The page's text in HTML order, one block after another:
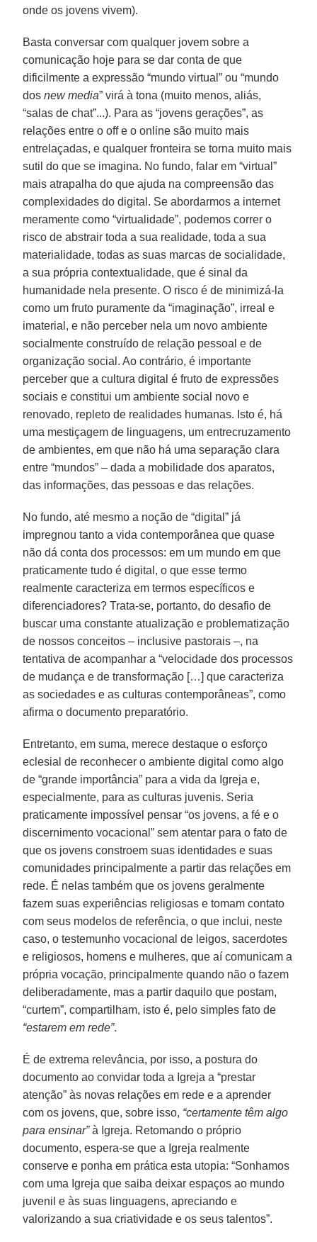
onde os jovens vivem).
Basta conversar com qualquer jovem sobre a
comunicação hoje para se dar conta de que
dificilmente a expressão “mundo virtual” ou “mundo
dosnew media” virá à tona (muito menos, aliás,
“salas de chat”...). Para as “jovens gerações”, as
relações entre o off e o online são muito mais
entrelaçadas, e qualquer fronteira se torna muito mais
sutil do que se imagina. No fundo, falar em “virtual”
mais atrapalha do que ajuda na compreensão das
complexidades do digital. Se abordarmos a internet
meramente como “virtualidade”, podemos correr o
risco de abstrair toda a sua realidade, toda a sua
materialidade, todas as suas marcas de socialidade,
a sua própria contextualidade, que é sinal da
humanidade nela presente. O risco é de minimizá-la
como um fruto puramente da “imaginação”, irreal e
imaterial, e não perceber nela um novo ambiente
socialmente construído de relação pessoal e de
organização social. Ao contrário, é importante
perceber que a cultura digital é fruto de expressões
sociais e constitui um ambiente social novo e
renovado, repleto de realidades humanas. Isto é, há
uma mestiçagem de linguagens, um entrecruzamento
de ambientes, em que não há uma separação clara
entre “mundos” – dada a mobilidade dos aparatos,
das informações, das pessoas e das relações.
No fundo, até mesmo a noção de “digital” já
impregnou tanto a vida contemporânea que quase
não dá conta dos processos: em um mundo em que
praticamente tudo é digital, o que esse termo
realmente caracteriza em termos específicos e
diferenciadores? Trata-se, portanto, do desafio de
buscar uma constante atualização e problematização
de nossos conceitos – inclusive pastorais –, na
tentativa de acompanhar a “velocidade dos processos
de mudança e de transformação […] que caracteriza
as sociedades e as culturas contemporâneas”, como
afirma o documento preparatório.
Entretanto, em suma, merece destaque o esforço
eclesial de reconhecer o ambiente digital como algo
de “grande importância” para a vida da Igreja e,
especialmente, para as culturas juvenis. Seria
praticamente impossível pensar “os jovens, a fé e o
discernimento vocacional” sem atentar para o fato de
que os jovens constroem suas identidades e suas
comunidades principalmente a partir das relações em
rede. É nelas também que os jovens geralmente
fazem suas experiências religiosas e tomam contato
com seus modelos de referência, o que inclui, neste
caso, o testemunho vocacional de leigos, sacerdotes
e religiosos, homens e mulheres, que aí comunicam a
própria vocação, principalmente quando não o fazem
deliberadamente, mas a partir daquilo que postam,
“curtem”, compartilham, isto é, pelo simples fato de
“estarem em rede”.
É de extrema relevância, por isso, a postura do
documento ao convidar toda a Igreja a “prestar
atenção” às novas relações em rede e a aprender
com os jovens, que, sobre isso, “certamente têm algo
para ensinar”à Igreja. Retomando o próprio
documento, espera-se que a Igreja realmente
conserve e ponha em prática esta utopia: “Sonhamos
com uma Igreja que saiba deixar espaços ao mundo
juvenil e às suas linguagens, apreciando e
valorizando a sua criatividade e os seus talentos”.